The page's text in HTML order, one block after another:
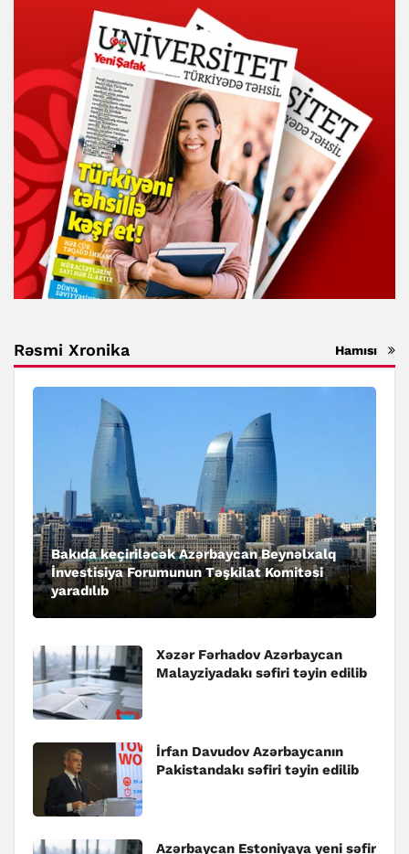
Rəsmi Xronika Hamısı
Bakıda keçiriləcək Azərbaycan Beynəlxalq
İnvestisiya Forumunun Təşkilat Komitəsi
yaradılıb
Xəzər Fərhadov Azərbaycan
Malayziyadakı səfiri təyin edilib
İrfan Davudov Azərbaycanın
Pakistandakı səfiri təyin edilib
Azərbaycan Estoniyaya yeni səfir